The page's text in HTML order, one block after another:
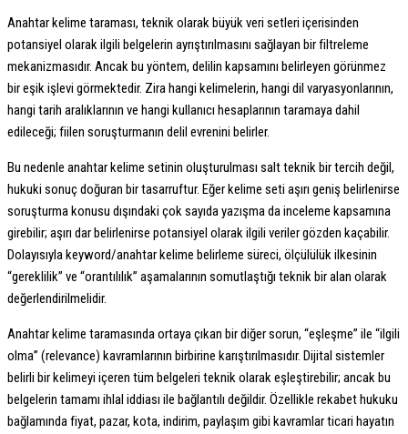
Anahtar kelime taraması, teknik olarak büyük veri setleri içerisinden
potansiyel olarak ilgili belgelerin ayrıştırılmasını sağlayan bir filtreleme
mekanizmasıdır. Ancak bu yöntem, delilin kapsamını belirleyen görünmez
bir eşik işlevi görmektedir. Zira hangi kelimelerin, hangi dil varyasyonlarının,
hangi tarih aralıklarının ve hangi kullanıcı hesaplarının taramaya dahil
edileceği; fiilen soruşturmanın delil evrenini belirler.
Bu nedenle anahtar kelime setinin oluşturulması salt teknik bir tercih değil,
hukuki sonuç doğuran bir tasarruftur. Eğer kelime seti aşırı geniş belirlenirse
soruşturma konusu dışındaki çok sayıda yazışma da inceleme kapsamına
girebilir; aşırı dar belirlenirse potansiyel olarak ilgili veriler gözden kaçabilir.
Dolayısıyla keyword/anahtar kelime belirleme süreci, ölçülülük ilkesinin
“gereklilik” ve “orantılılık” aşamalarının somutlaştığı teknik bir alan olarak
değerlendirilmelidir.
Anahtar kelime taramasında ortaya çıkan bir diğer sorun, “eşleşme” ile “ilgili
olma” (relevance) kavramlarının birbirine karıştırılmasıdır. Dijital sistemler
belirli bir kelimeyi içeren tüm belgeleri teknik olarak eşleştirebilir; ancak bu
belgelerin tamamı ihlal iddiası ile bağlantılı değildir. Özellikle rekabet hukuku
bağlamında fiyat, pazar, kota, indirim, paylaşım gibi kavramlar ticari hayatın